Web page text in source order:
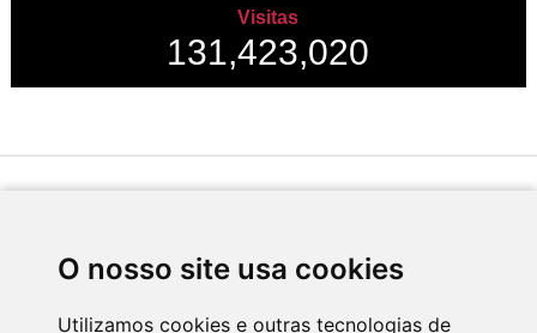
O nosso site usa cookies
Utilizamos cookies e outras tecnologias de
Visitas
131,423,020